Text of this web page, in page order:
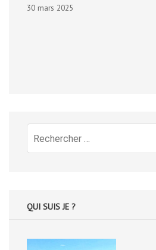
30 mars 2025
Recherche
pour
QUI SUIS JE ?